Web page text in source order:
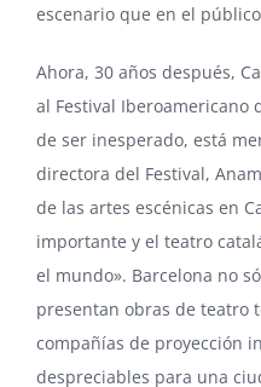
escenario que en el
Ahora, 30 años después,
al Festival Iberoamericano
de ser inesperado, está
directora del Festival,
de las artes escénicas en
importante y el teatro
el mundo». Barcelona no
presentan obras de teatro
compañías de proyección
despreciables para una